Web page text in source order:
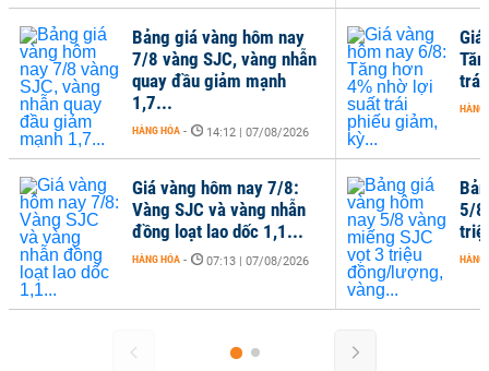
Bảng giá vàng hôm nay
7/8 vàng SJC, vàng nhẫn
quay đầu giảm mạnh
1,7...
HÀNG HÓA - 14:12 | 07/08/2026
Giá vàng hôm nay 7/8:
Vàng SJC và vàng nhẫn
đồng loạt lao dốc 1,1...
HÀNG HÓA - 07:13 | 07/08/2026
trái
HÀNG
5/8
HÀNG